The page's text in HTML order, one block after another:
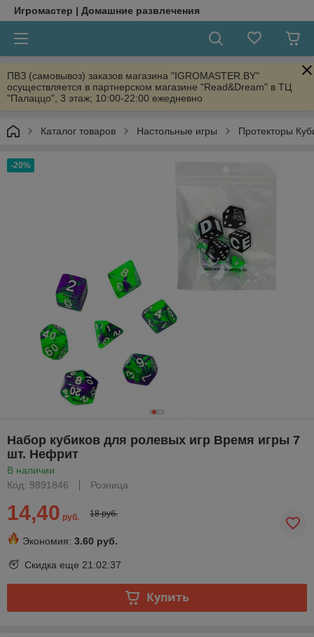
Игромастер | Домашние развлечения
ПВЗ (самовывоз) заказов магазина "IGROMASTER.BY"
осуществляется в партнерском магазине "Read&Dream" в ТЦ
"Палаццо", 3 этаж; 10:00-22:00 ежедневно
Каталог товаров Настольные игры Протекторы
-20%
Набор кубиков для ролевых игр Время игры 7
шт. Нефрит
В наличии
Код: 9891846
Розница
14,40 руб. 18 руб.
Экономия: 3.60 руб.
Скидка еще 21:02:37
Купить